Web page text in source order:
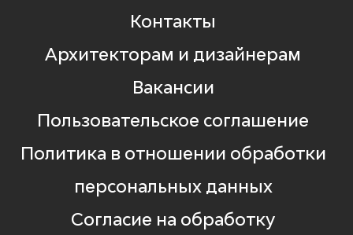
Контакты
Архитекторам и дизайнерам
Вакансии
Пользовательское соглашение
Политика в отношении обработки
персональных данных
Согласие на обработку